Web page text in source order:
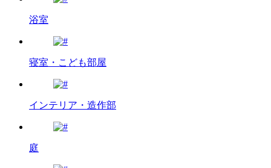
浴室
寝室・こども部屋
インテリア・造作部
庭